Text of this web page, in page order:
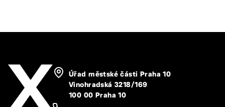
Úřad městské části Praha 10
Vinohradská 3218/169
100 00 Praha 10